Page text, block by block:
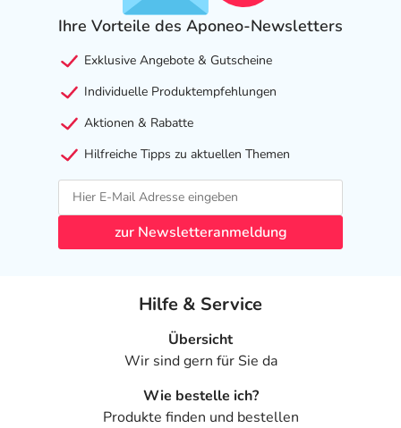
Ihre Vorteile des Aponeo-Newsletters
Exklusive Angebote & Gutscheine
Individuelle Produktempfehlungen
Aktionen & Rabatte
Hilfreiche Tipps zu aktuellen Themen
zur Newsletteranmeldung
Hilfe & Service
Übersicht
Wir sind gern für Sie da
Wie bestelle ich?
Produkte finden und bestellen